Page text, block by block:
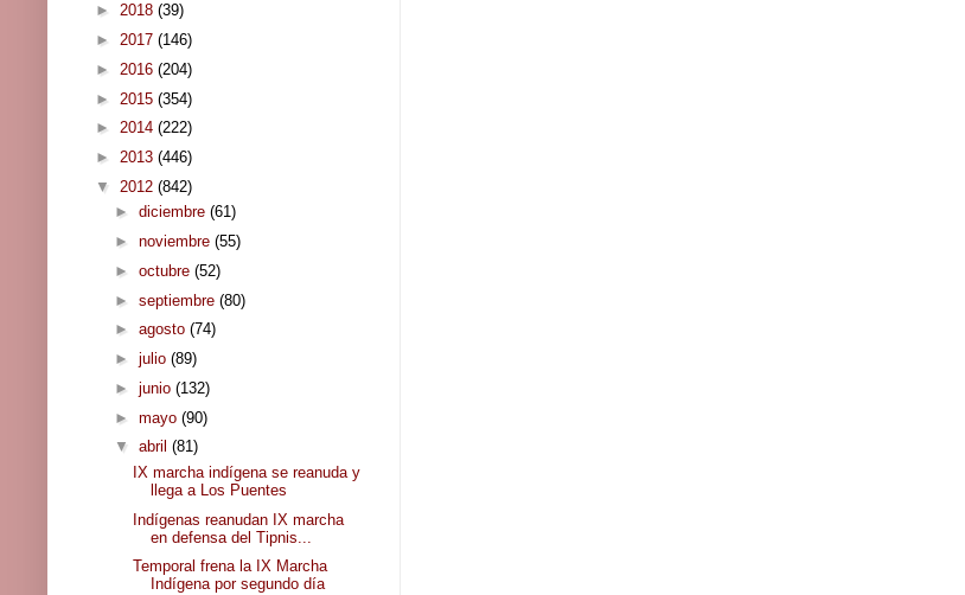
► 2018 (39)
► 2017 (146)
► 2016 (204)
► 2015 (354)
► 2014 (222)
► 2013 (446)
▼ 2012 (842)
► diciembre (61)
► noviembre (55)
► octubre (52)
► septiembre (80)
► agosto (74)
► julio (89)
► junio (132)
► mayo (90)
▼ abril (81)
IX marcha indígena se reanuda y
llega a Los Puentes
Indígenas reanudan IX marcha
en defensa del Tipnis...
Temporal frena la IX Marcha
Indígena por segundo día